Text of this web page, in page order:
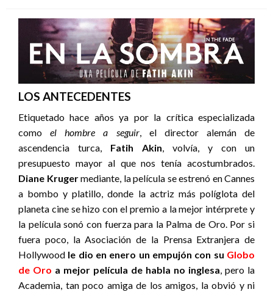
LOS ANTECEDENTES
Etiquetado hace años ya por la crítica especializada
comoel hombre a seguir, el director alemán de
ascendencia turca, Fatih Akin, volvía, y con un
presupuesto mayor al que nos tenía acostumbrados.
Diane Krugermediante, la película se estrenó en Cannes
a bombo y platillo, donde la actriz más políglota del
planeta cine se hizo con el premio a la mejor intérprete y
la película sonó con fuerza para la Palma de Oro. Por si
fuera poco, la Asociación de la Prensa Extranjera de
Hollywood le dio en enero un empujón con su Globo
de Oro a mejor película de habla no inglesa, pero la
Academia, tan poco amiga de los amigos, la obvió y ni